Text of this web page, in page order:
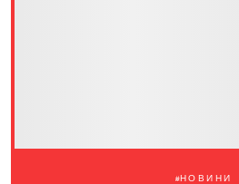
НОВИНИ